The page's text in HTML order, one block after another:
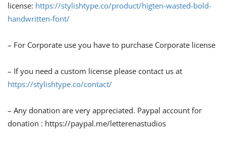
license: https://stylishtype.co/product/higten-wasted-bold-
handwritten-font/
– For Corporate use you have to purchase Corporate license
– If you need a custom license please contact us at
https://stylishtype.co/contact/
– Any donation are very appreciated. Paypal account for
donation : https://paypal.me/letterenastudios